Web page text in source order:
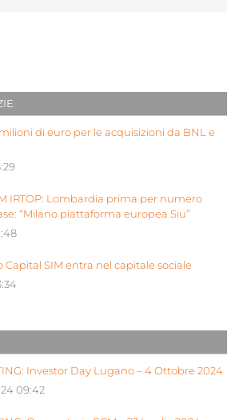
di euro per le acquisizioni da BNL e
IRTOP: Lombardia prima per numero
“Milano piattaforma europea Siu”
Capital SIM entra nel capitale sociale
Investor Day Lugano – 4 Ottobre 2024
09:42